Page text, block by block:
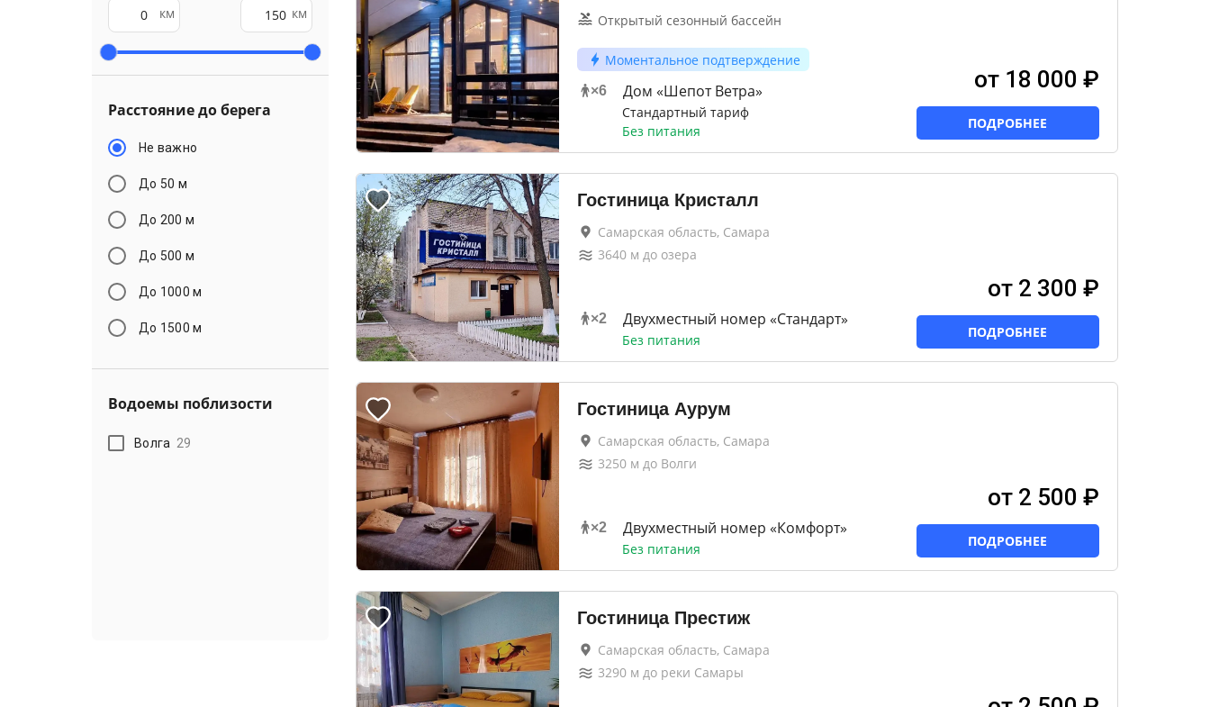
км км
Расстояние до берега
Не важно
До 50 м
До 200 м
До 500 м
До 1000 м
До 1500 м
Водоемы поблизости
Волга 29
Открытый сезонный бассейн
Моментальное подтверждение
×6 Дом «Шепот Ветра»
Стандартный тариф
Без питания
от 18 000 ₽
ПОДРОБНЕЕ
Гостиница Кристалл
Самарская область, Самара
3640м до озера
×2 Двухместный номер «Стандарт»
Без питания
от 2 300 ₽
ПОДРОБНЕЕ
Гостиница Аурум
Самарская область, Самара
3250м до Волги
×2 Двухместный номер «Комфорт»
Без питания
от 2 500 ₽
ПОДРОБНЕЕ
Гостиница Престиж
Самарская область, Самара
3290м до реки Самары